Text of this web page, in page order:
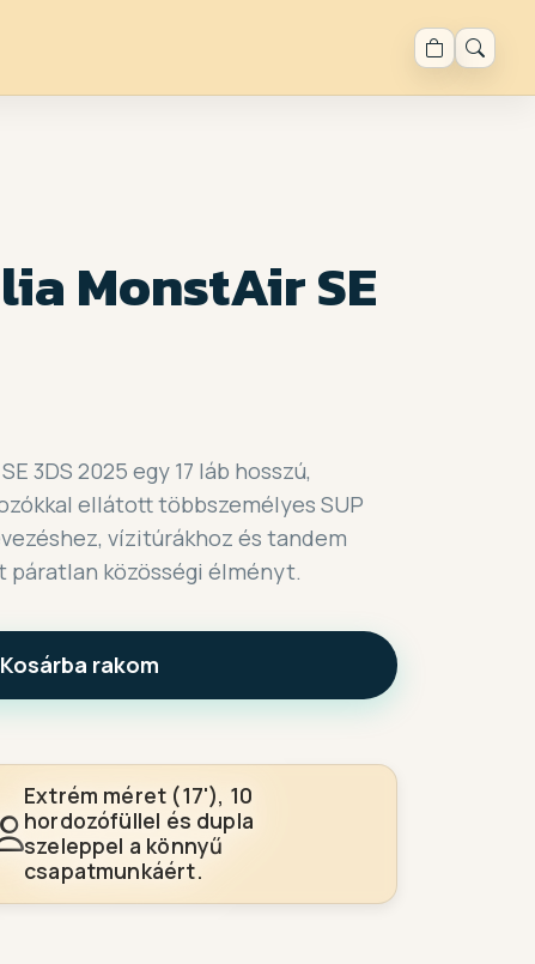
MonstAir SE
3DS 2025 egy 17 láb hosszú,
ellátott többszemélyes SUP
vízitúrákhoz és tandem
közösségi élményt.
Kosárba rakom
Extrém méret (17'), 10
hordozófüllel és dupla
szeleppel a könnyű
csapatmunkáért.